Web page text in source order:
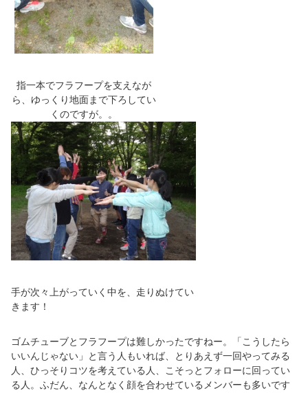
指一本でフラフープを支えなが
ら、ゆっくり地面まで下ろしてい
くのですが。。
手が次々上がっていく中を、走りぬけてい
きます！
ゴムチューブとフラフープは難しかったですねー。「こうしたら
いいんじゃない」と言う人もいれば、とりあえず一回やってみる
人、ひっそりコツを考えている人、こそっとフォローに回ってい
る人。ふだん、なんとなく顔を合わせているメンバーも多いです